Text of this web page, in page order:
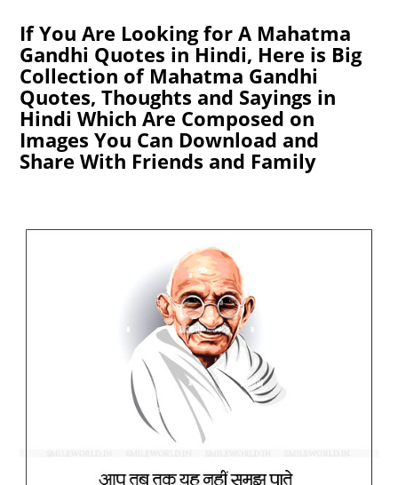
If You Are Looking for A Mahatma
Gandhi Quotes in Hindi, Here is Big
Collection of Mahatma Gandhi
Quotes, Thoughts and Sayings in
Hindi Which Are Composed on
Images You Can Download and
Share With Friends and Family